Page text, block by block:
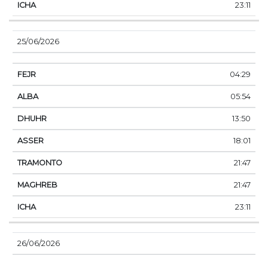
23:11
25/06/2026
04:29
05:54
13:50
18:01
21:47
21:47
23:11
26/06/2026